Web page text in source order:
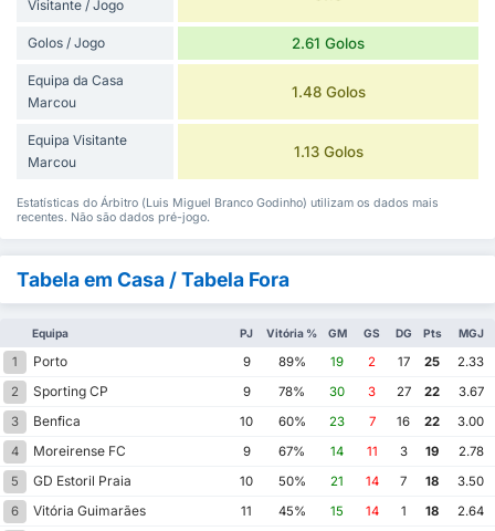
Visitante / Jogo
Golos / Jogo 2.61 Golos
Equipa da Casa
Marcou
1.48 Golos
Equipa Visitante
Marcou
1.13 Golos
Estatísticas do Árbitro (Luis Miguel Branco Godinho) utilizam os dados mais
recentes. Não são dados pré-jogo.
Tabela em Casa / Tabela Fora
Equipa PJ Vitória % GM GS DG Pts MGJ
1 Porto 9 89% 19 2 17 25
2.33
2
Sporting CP 9 78% 30 3 27 22
3.67
3
Benfica 10 60% 23 7 16 22
3.00
4
Moreirense FC 9 67% 14 11 3 19
2.78
5
GD Estoril Praia 10 50% 21 14 7 18
3.50
6
Vitória Guimarães 11 45% 15 14 1 18
2.64